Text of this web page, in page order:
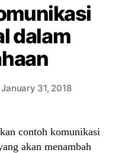
dalam
January 31, 2018
contoh komunikasi
akan menambah